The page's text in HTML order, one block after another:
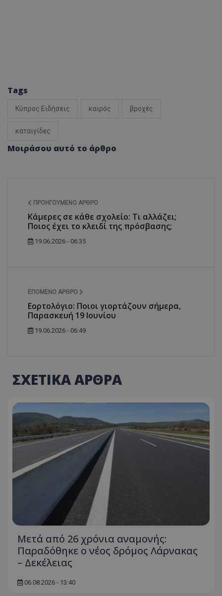
Tags
Κύπρος Ειδήσεις καιρός βροχές
καταιγίδες
Μοιράσου αυτό το άρθρο
ΠΡΟΗΓΟΎΜΕΝΟ ΆΡΘΡΟ
Κάμερες σε κάθε σχολείο: Τι αλλάζει;
Ποιος έχει το κλειδί της πρόσβασης;
19.06.2026 - 06:35
ΕΠΌΜΕΝΟ ΆΡΘΡΟ
Εορτολόγιο: Ποιοι γιορτάζουν σήμερα,
Παρασκευή 19 Ιουνίου
19.06.2026 - 06:49
ΣΧΕΤΙΚΑ ΑΡΘΡΑ
Μετά από 26 χρόνια αναμονής:
Παραδόθηκε ο νέος δρόμος Λάρνακας
– Δεκέλειας
06.08.2026 - 13:40